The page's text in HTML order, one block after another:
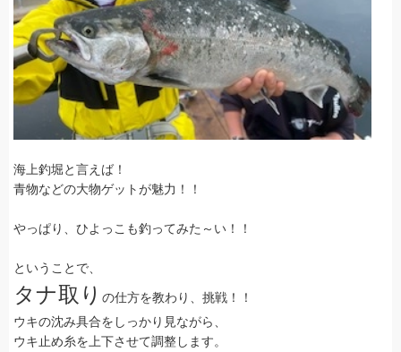
海上釣堀と言えば！
青物などの大物ゲットが魅力！！
やっぱり、ひよっこも釣ってみた～い！！
ということで、
タナ取り の仕方を教わり、挑戦！！
ウキの沈み具合をしっかり見ながら、
ウキ止め糸を上下させて調整します。